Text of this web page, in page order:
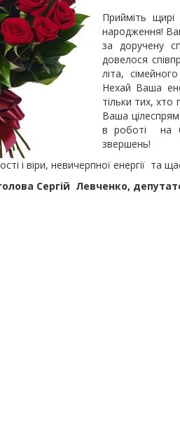
Прийміть
народження!
за доручену
довелося
літа,
Нехай Ваша
тільки тих,
Ваша
в роботі на
звершень!
і віри, невичерпної енергії та
Сергій Левченко,